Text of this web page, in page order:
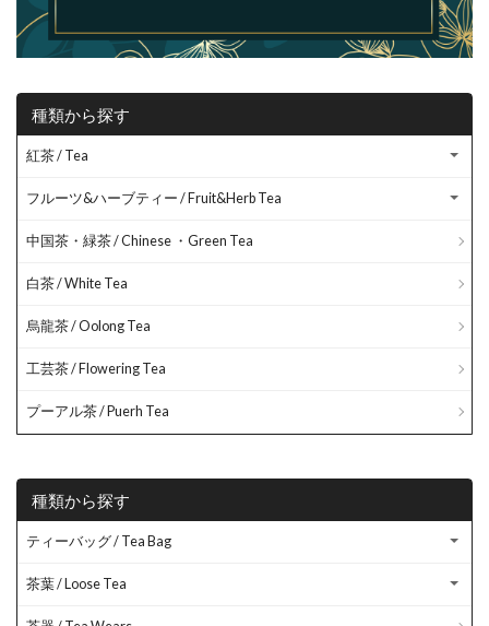
種類から探す
紅茶 / Tea
フルーツ&ハーブティー / Fruit&Herb Tea
中国茶・緑茶 / Chinese ・Green Tea
白茶 / White Tea
烏龍茶 / Oolong Tea
工芸茶 / Flowering Tea
プーアル茶 / Puerh Tea
種類から探す
ティーバッグ / Tea Bag
茶葉 / Loose Tea